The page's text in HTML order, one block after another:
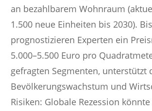
an bezahlbarem Wohnraum
1.500 neue Einheiten bis 2030).
prognostizieren Experten ein
5.000–5.500 Euro pro
gefragten Segmenten, unterstützt
Bevölkerungswachstum und
Risiken: Globale Rezession